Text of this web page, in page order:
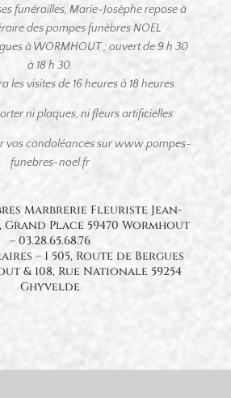
funérailles, Marie-Josèphe repose à
des pompes funèbres NOEL
à WORMHOUT ; ouvert de 9 h 30
à 18 h 30.
les visites de 16 heures à 18 heures.
ni plaques, ni fleurs artificielles.
vos condoléances sur www.pompes-
funebres-noel.fr
Marbrerie Fleuriste Jean-
Grand Place 59470 Wormhout
– 03.28.65.68.76
– 1 505, Route de Bergues
& 108, Rue Nationale 59254
Ghyvelde